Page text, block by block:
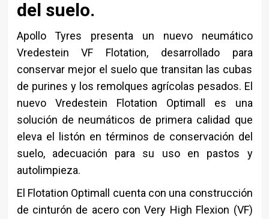
del suelo.
Apollo Tyres presenta un nuevo neumático
Vredestein VF Flotation, desarrollado para
conservar mejor el suelo que transitan las cubas
de purines y los remolques agrícolas pesados. El
nuevo Vredestein Flotation Optimall es una
solución de neumáticos de primera calidad que
eleva el listón en términos de conservación del
suelo, adecuación para su uso en pastos y
autolimpieza.
El Flotation Optimall cuenta con una construcción
de cinturón de acero con Very High Flexion (VF)